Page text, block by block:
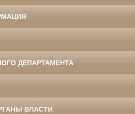
ДЕПАРТАМЕНТА
ВЛАСТИ